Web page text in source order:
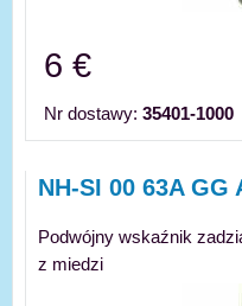
6 €
Nr dostawy: 35401-1000
NH-SI 00 63A GG
Podwójny wskaźnik
z miedzi